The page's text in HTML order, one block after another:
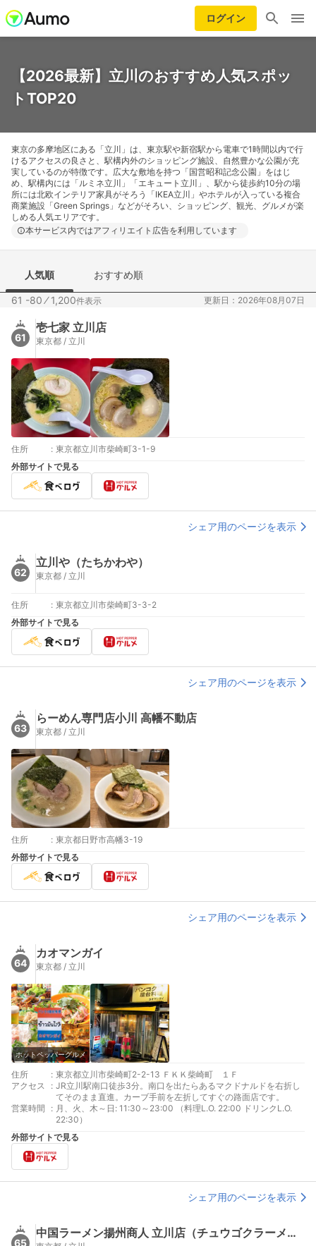
ログイン
【2026最新】立川のおすすめ人気スポッ
トTOP20
東京の多摩地区にある「立川」は、東京駅や新宿駅から電車で1時間以内で行
けるアクセスの良さと、駅構内外のショッピング施設、自然豊かな公園が充
実しているのが特徴です。広大な敷地を持つ「国営昭和記念公園」をはじ
め、駅構内には「ルミネ立川」「エキュート立川」、駅から徒歩約10分の場
所には北欧インテリア家具がそろう「IKEA立川」やホテルが入っている複合
商業施設「Green Springs」などがそろい、ショッピング、観光、グルメが楽
しめる人気エリアです。
本サービス内ではアフィリエイト広告を利用しています
人気順 おすすめ順
61 -80 ⁄1,200件表示 更新日：2026年08月07日
61
壱七家 立川店
東京都 / 立川
住所 : 東京都立川市柴崎町3-1-9
外部サイトで見る
シェア用のページを表示
62
立川や（たちかわや）
東京都 / 立川
住所 : 東京都立川市柴崎町3-3-2
外部サイトで見る
シェア用のページを表示
63
らーめん専門店小川 高幡不動店
東京都 / 立川
住所 : 東京都日野市高幡3-19
外部サイトで見る
シェア用のページを表示
64
カオマンガイ
東京都 / 立川
ホットペッパーグルメ
住所 : 東京都立川市柴崎町2-2-13 ＦＫＫ柴崎町 １Ｆ
アクセス
: JR立川駅南口徒歩3分。南口を出たらあるマクドナルドを右折し
てそのまま直進。カーブ手前を左折してすぐの路面店です。
営業時間
: 月、火、木～日: 11:30～23:00 （料理L.O. 22:00 ドリンクL.O.
22:30）
外部サイトで見る
シェア用のページを表示
65
中国ラーメン揚州商人 立川店（チュウゴクラーメン・ヨウシュウショウニン）